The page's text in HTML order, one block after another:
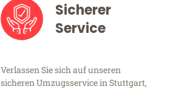
Sicherer
Service
Verlassen Sie sich auf unseren
sicheren Umzugsservice in Stuttgart,